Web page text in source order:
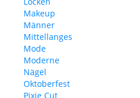
Makeup
Männer
Mittellanges
Mode
Moderne
Nägel
Oktoberfest
Pixie Cut